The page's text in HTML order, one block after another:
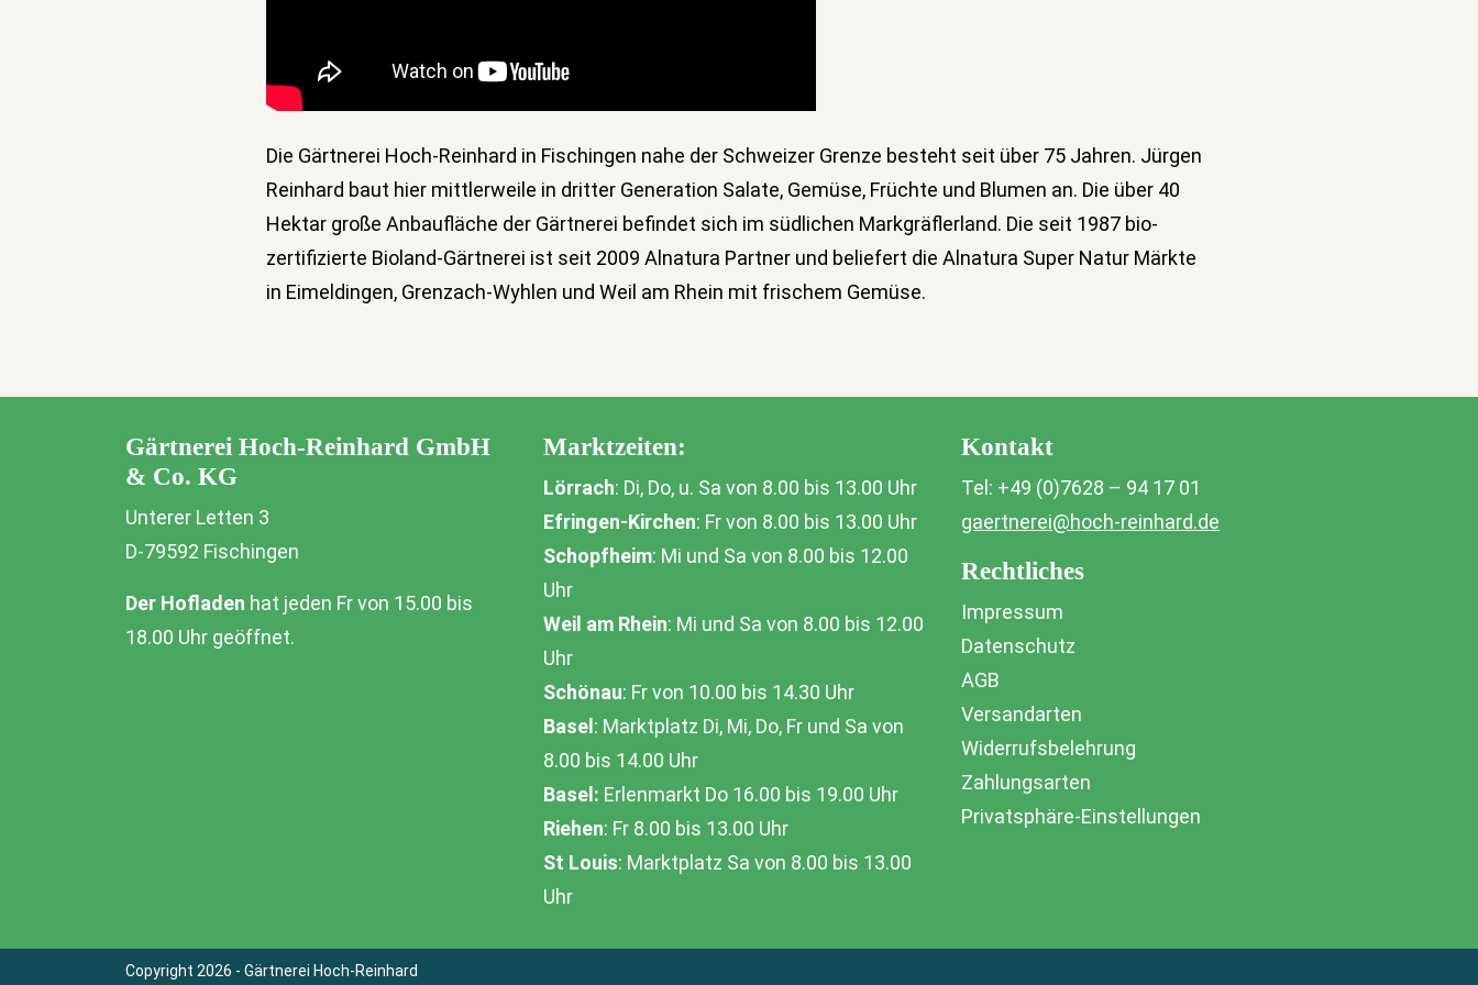
Die Gärtnerei Hoch-Reinhard in Fischingen nahe der Schweizer Grenze besteht seit über 75 Jahren. Jürgen
Reinhard baut hier mittlerweile in dritter Generation Salate, Gemüse, Früchte und Blumen an. Die über 40
Hektar große Anbaufläche der Gärtnerei befindet sich im südlichen Markgräflerland. Die seit 1987 bio-
zertifizierte Bioland-Gärtnerei ist seit 2009 Alnatura Partner und beliefert die Alnatura Super Natur Märkte
in Eimeldingen, Grenzach-Wyhlen und Weil am Rhein mit frischem Gemüse.
Gärtnerei Hoch-Reinhard GmbH
& Co. KG
Unterer Letten 3
D-79592 Fischingen
Der Hofladen hat jeden Fr von 15.00 bis
18.00 Uhr geöffnet.
Marktzeiten:
Lörrach: Di, Do, u. Sa von 8.00 bis 13.00 Uhr
Efringen-Kirchen: Fr von 8.00 bis 13.00 Uhr
Schopfheim: Mi und Sa von 8.00 bis 12.00
Uhr
Weil am Rhein: Mi und Sa von 8.00 bis 12.00
Uhr
Schönau: Fr von 10.00 bis 14.30 Uhr
Basel : Marktplatz Di, Mi, Do, Fr und Sa von
8.00 bis 14.00 Uhr
Basel: Erlenmarkt Do 16.00 bis 19.00 Uhr
Riehen: Fr 8.00 bis 13.00 Uhr
St Louis: Marktplatz Sa von 8.00 bis 13.00
Uhr
Kontakt
Tel: +49 (0)7628 – 94 17 01
gaertnerei@hoch-reinhard.de
Rechtliches
Impressum
Datenschutz
AGB
Versandarten
Widerrufsbelehrung
Zahlungsarten
Privatsphäre-Einstellungen
Copyright 2026 - Gärtnerei Hoch-Reinhard